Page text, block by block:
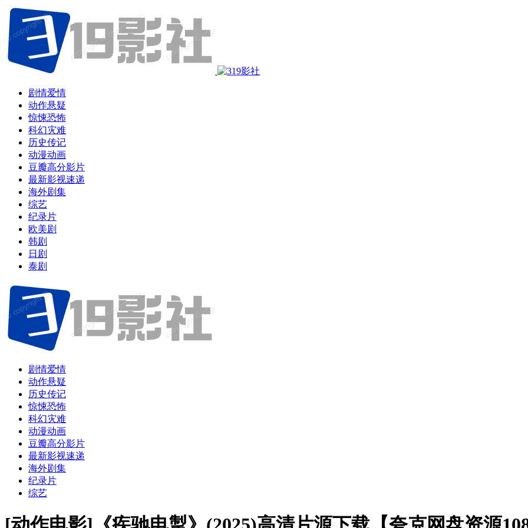
剧情爱情
动作悬疑
惊悚恐怖
科幻灾难
历史传记
动漫动画
豆瓣高分影片
最新影视速递
海外剧集
综艺
纪录片
欧美剧
韩剧
日剧
泰剧
剧情爱情
动作悬疑
历史传记
惊悚恐怖
科幻灾难
动漫动画
豆瓣高分影片
最新影视速递
海外剧集
纪录片
综艺